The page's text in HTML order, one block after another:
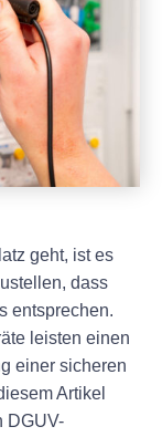
geht, ist es
dass
entsprechen.
leisten einen
einer sicheren
Artikel
DGUV-